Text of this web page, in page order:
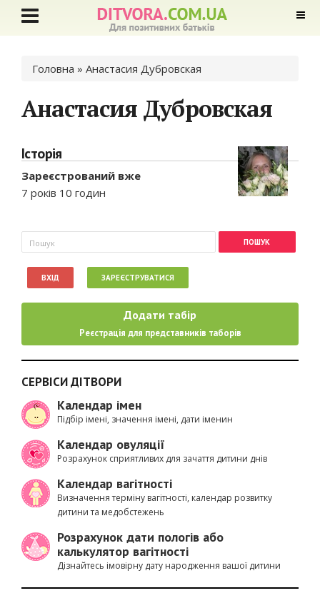
Ви є тут
Головна » Анастасия Дубровская
Анастасия Дубровская
Історія
Зареєстрований вже
7 років 10 годин
Пошукова форма
Пошук
ВХІД ЗАРЕЄСТРУВАТИСЯ
Додати табір
Реєстрація для представників таборів
СЕРВІСИ ДІТВОРИ
Календар імен
Підбір імені, значення імені, дати іменин
Календар овуляції
Розрахунок сприятливих для зачаття дитини днів
Календар вагітності
Визначення терміну вагітності, календар розвитку
дитини та медобстежень
Розрахунок дати пологів або
калькулятор вагітності
Дізнайтесь імовірну дату народження вашої дитини